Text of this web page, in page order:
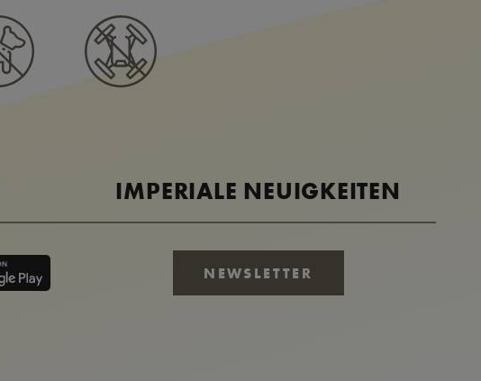
IMPERIALE NEUIGKEITEN
NEWSLETTER